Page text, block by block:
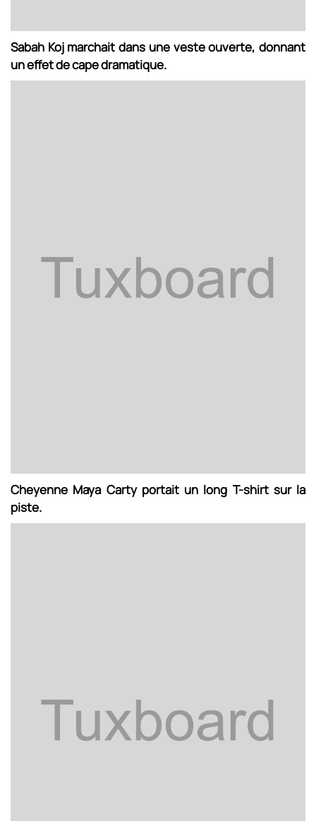
Sabah Koj marchait dans une veste ouverte, donnant
un effet de cape dramatique.
Cheyenne Maya Carty portait un long T-shirt sur la
piste.